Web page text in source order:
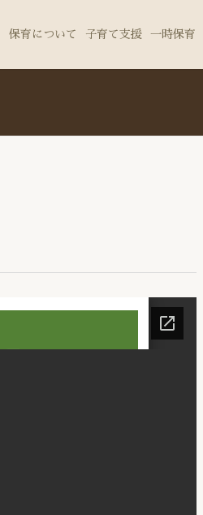
保育について 子育て支援 一時保育